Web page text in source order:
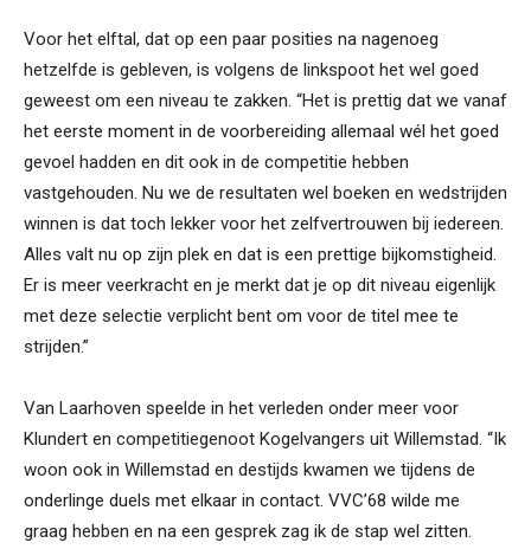
Voor het elftal, dat op een paar posities na nagenoeg
hetzelfde is gebleven, is volgens de linkspoot het wel goed
geweest om een niveau te zakken. “Het is prettig dat we vanaf
het eerste moment in de voorbereiding allemaal wél het goed
gevoel hadden en dit ook in de competitie hebben
vastgehouden. Nu we de resultaten wel boeken en wedstrijden
winnen is dat toch lekker voor het zelfvertrouwen bij iedereen.
Alles valt nu op zijn plek en dat is een prettige bijkomstigheid.
Er is meer veerkracht en je merkt dat je op dit niveau eigenlijk
met deze selectie verplicht bent om voor de titel mee te
strijden.”
Van Laarhoven speelde in het verleden onder meer voor
Klundert en competitiegenoot Kogelvangers uit Willemstad. “Ik
woon ook in Willemstad en destijds kwamen we tijdens de
onderlinge duels met elkaar in contact. VVC’68 wilde me
graag hebben en na een gesprek zag ik de stap wel zitten.